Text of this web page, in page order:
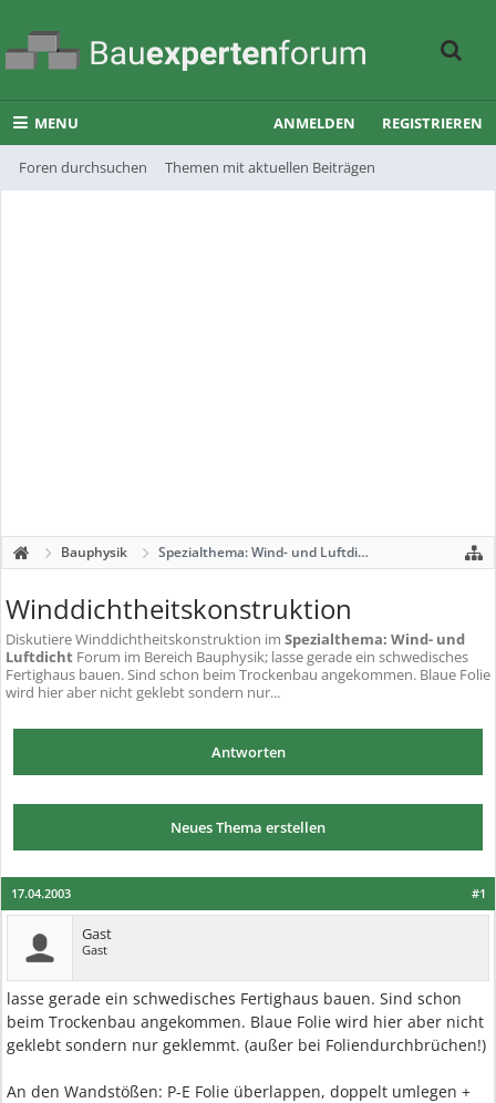
MENU
Foren durchsuchen Themen mit aktuellen Beiträgen
ANMELDEN REGISTRIEREN
Bauphysik Spezialthema: Wind- und Luftdicht
Winddichtheitskonstruktion
DiskutiereWinddichtheitskonstruktion im Spezialthema: Wind- und
Luftdicht Forum im Bereich Bauphysik; lasse gerade ein schwedisches
Fertighaus bauen. Sind schon beim Trockenbau angekommen. Blaue Folie
wird hier aber nicht geklebt sondern nur...
Antworten
Neues Thema erstellen
#1
17.04.2003
Gast
Gast
lasse gerade ein schwedisches Fertighaus bauen. Sind schon
beim Trockenbau angekommen. Blaue Folie wird hier aber nicht
geklebt sondern nur geklemmt. (außer bei Foliendurchbrüchen!)
An den Wandstößen: P-E Folie überlappen, doppelt umlegen +